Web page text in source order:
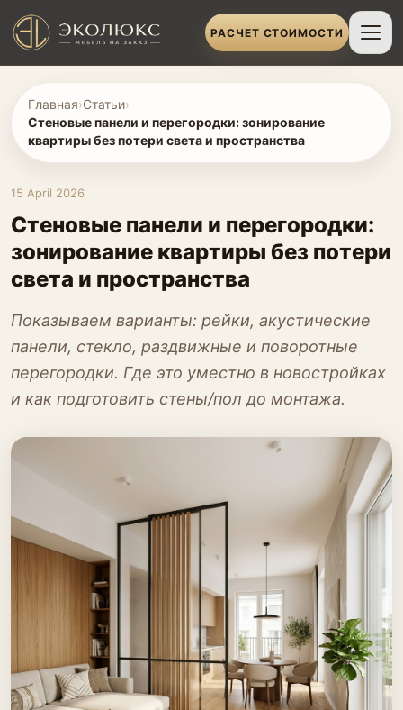
РАСЧЕТ СТОИМОСТИ
Главная›Статьи›
Стеновые панели и перегородки: зонирование
квартиры без потери света и пространства
15 April 2026
Стеновые панели и перегородки:
зонирование квартиры без потери
света и пространства
Показываем варианты: рейки, акустические
панели, стекло, раздвижные и поворотные
перегородки. Где это уместно в новостройках
и как подготовить стены/пол до монтажа.